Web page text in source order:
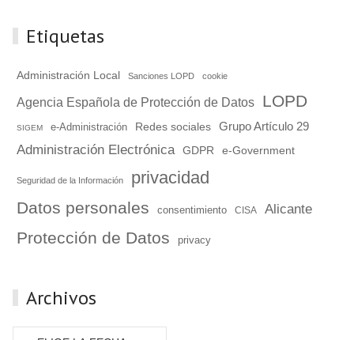
Etiquetas
Administración Local Sanciones LOPD cookie
Agencia Española de Protección de Datos LOPD
SIGEM e-Administración Redes sociales Grupo Artículo 29
Administración Electrónica GDPR e-Government
Seguridad de la Información privacidad
Datos personales consentimiento CISA Alicante
Protección de Datos privacy
Archivos